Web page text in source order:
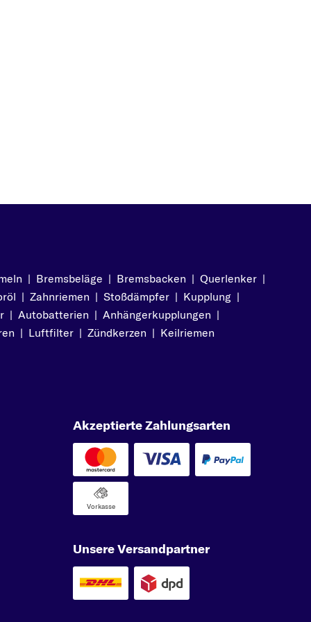
| Bremsbeläge | Bremsbacken | Querlenker |
| Zahnriemen | Stoßdämpfer | Kupplung |
| Autobatterien | Anhängerkupplungen |
| Luftfilter | Zündkerzen | Keilriemen
Akzeptierte Zahlungsarten
Vorkasse
Unsere Versandpartner